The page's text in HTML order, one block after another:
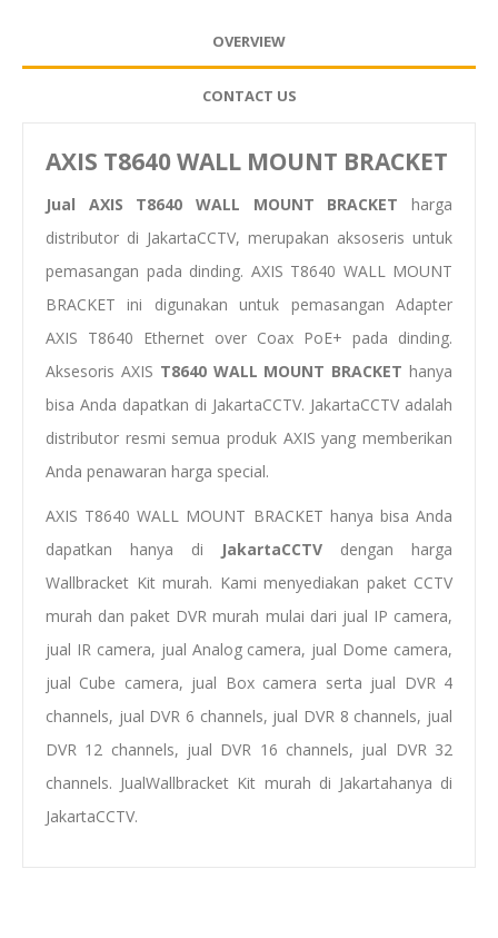
OVERVIEW
CONTACT US
AXIS T8640 WALL MOUNT BRACKET
Jual AXIS T8640 WALL MOUNT BRACKET harga
distributor di JakartaCCTV, merupakan aksoseris untuk
pemasangan pada dinding. AXIS T8640 WALL MOUNT
BRACKET ini digunakan untuk pemasangan Adapter
AXIS T8640 Ethernet over Coax PoE+ pada dinding.
Aksesoris AXIS T8640 WALL MOUNT BRACKET hanya
bisa Anda dapatkan di JakartaCCTV. JakartaCCTV adalah
distributor resmi semua produk AXIS yang memberikan
Anda penawaran harga special.
AXIS T8640 WALL MOUNT BRACKET hanya bisa Anda
dapatkan hanya di
JakartaCCTV dengan harga
Wallbracket Kit murah. Kami menyediakan paket CCTV
murah danpaket DVR murah mulai dari jual IP camera,
jual IR camera, jual Analog camera, jual Dome camera,
jual Cube camera, jual Box camera serta jual DVR 4
channels, jual DVR 6 channels, jual DVR 8 channels, jual
DVR 12 channels, jual DVR 16 channels, jual DVR 32
channels. JualWallbracket Kit murah di Jakartahanya di
JakartaCCTV.